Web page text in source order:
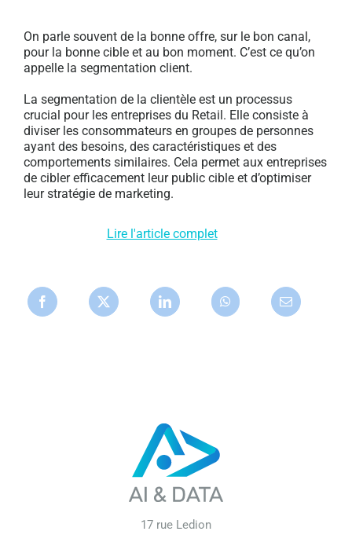
On parle souvent de la bonne offre, sur le bon canal,
pour la bonne cible et au bon moment. C’est ce qu’on
appelle la segmentation client.
La segmentation de la clientèle est un processus
crucial pour les entreprises du Retail. Elle consiste à
diviser les consommateurs en groupes de personnes
ayant des besoins, des caractéristiques et des
comportements similaires. Cela permet aux entreprises
de cibler efficacement leur public cible et d’optimiser
leur stratégie de marketing.
Lire l'article complet
17 rue Ledion